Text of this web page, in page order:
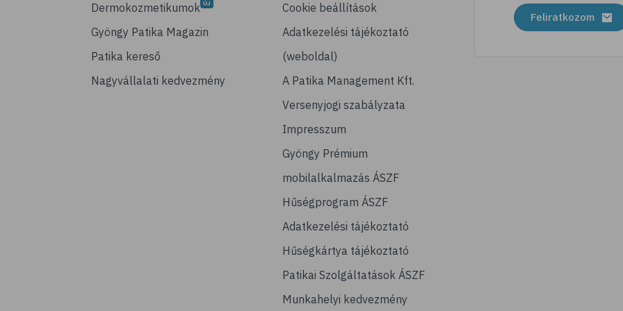
Dermokozmetikumok
Gyöngy Patika Magazin
Patika kereső
Nagyvállalati kedvezmény
Cookie beállítások
Adatkezelési tájékoztató
(weboldal)
A Patika Management Kft.
Versenyjogi szabályzata
Impresszum
Gyöngy Prémium
mobilalkalmazás ÁSZF
Hűségprogram ÁSZF
Adatkezelési tájékoztató
Hűségkártya tájékoztató
Patikai Szolgáltatások ÁSZF
Munkahelyi kedvezmény
Feliratkozom